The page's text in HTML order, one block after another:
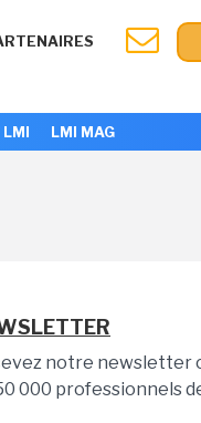
LMI MAG
notre newsletter
000 professionnels